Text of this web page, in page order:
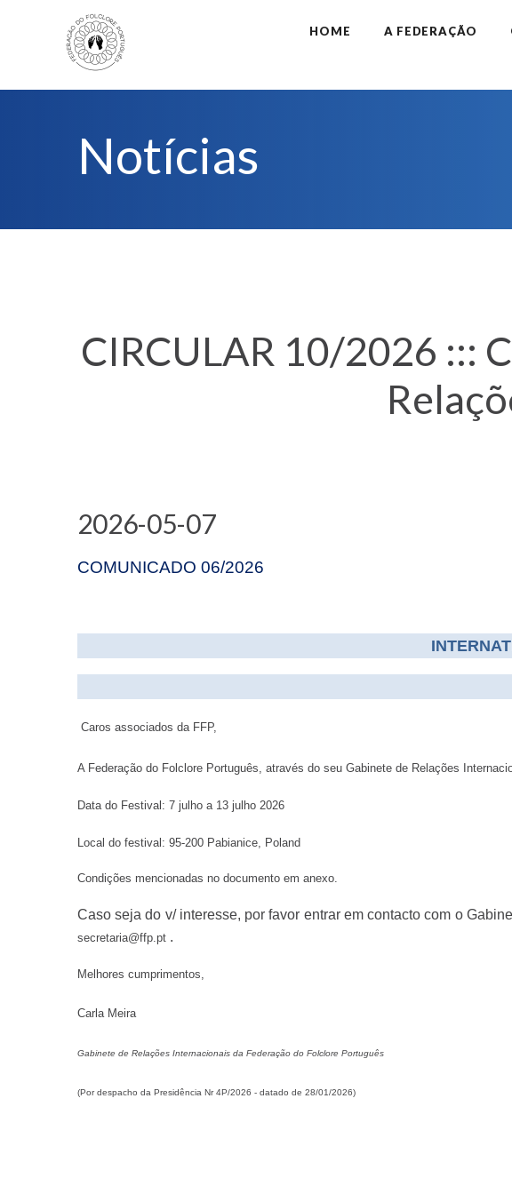
HOME A FEDERAÇÃO
Notícias
CIRCULAR 10/2026 :::
2026-05-07
COMUNICADO 06/2026
Caros associados da FFP,
A Federação do Folclore Português, através do seu Gabinete de Relações
Data do Festival: 7 julho a 13 julho 2026
Local do festival: 95-200 Pabianice, Poland
Condições mencionadas no documento em anexo.
Caso seja do v/ interesse, por favor entrar em contacto com o
secretaria@ffp.pt .
Melhores cumprimentos,
Carla Meira
Gabinete de Relações Internacionais da Federação do Folclore Português
(Por despacho da Presidência Nr 4P/2026 - datado de 28/01/2026)